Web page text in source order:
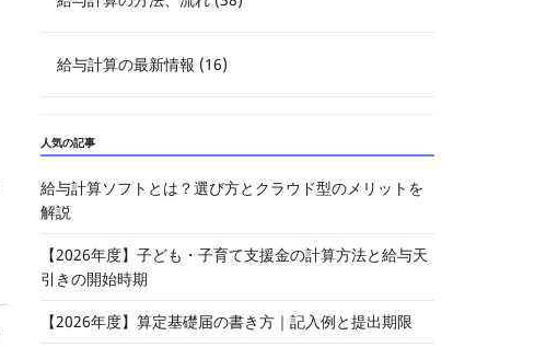
給与計算の最新情報 (16)
人気の記事
給与計算ソフトとは？選び方とクラウド型のメリットを
解説
【2026年度】子ども・子育て支援金の計算方法と給与天
引きの開始時期
【2026年度】算定基礎届の書き方｜記入例と提出期限